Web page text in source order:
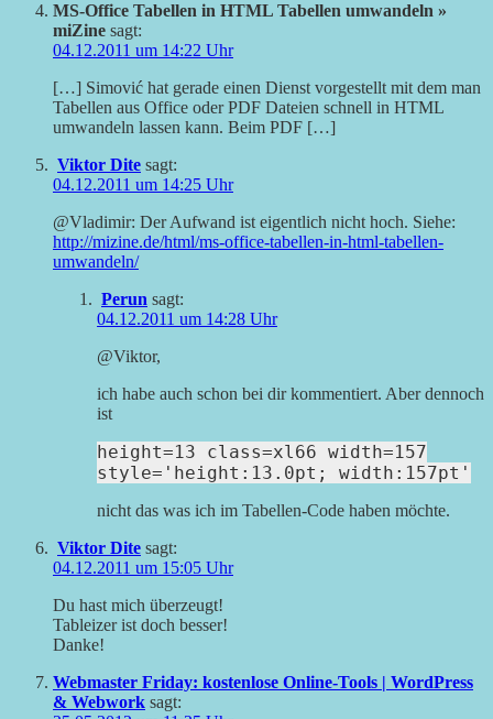
MS-Office Tabellen in HTML Tabellen umwandeln »
miZine sagt:
04.12.2011 um 14:22 Uhr
[…] Simović hat gerade einen Dienst vorgestellt mit dem man
Tabellen aus Office oder PDF Dateien schnell in HTML
umwandeln lassen kann. Beim PDF […]
Viktor Dite sagt:
04.12.2011 um 14:25 Uhr
@Vladimir: Der Aufwand ist eigentlich nicht hoch. Siehe:
http://mizine.de/html/ms-office-tabellen-in-html-tabellen-
umwandeln/
Perun sagt:
04.12.2011 um 14:28 Uhr
@Viktor,
ich habe auch schon bei dir kommentiert. Aber dennoch
ist
height=13 class=xl66 width=157
style='height:13.0pt; width:157pt'
nicht das was ich im Tabellen-Code haben möchte.
Viktor Dite sagt:
04.12.2011 um 15:05 Uhr
Du hast mich überzeugt!
Tableizer ist doch besser!
Danke!
Webmaster Friday: kostenlose Online-Tools | WordPress
& Webwork sagt: